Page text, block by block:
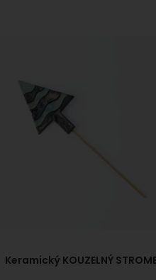
Keramický KOUZELNÝ